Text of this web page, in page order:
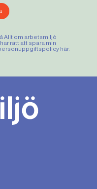
Allt om arbetsmiljö
rätt att spara min
här.